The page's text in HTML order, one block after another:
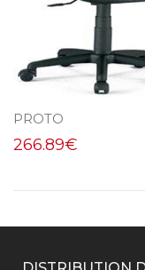
PROTO
266.89€